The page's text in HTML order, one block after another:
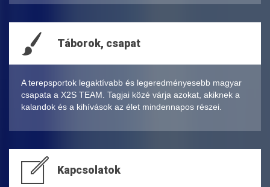
Táborok, csapat
A terepsportok legaktívabb és legeredményesebb magyar
csapata a X2S TEAM. Tagjai közé várja azokat, akiknek a
kalandok és a kihívások az élet mindennapos részei.
Kapcsolatok